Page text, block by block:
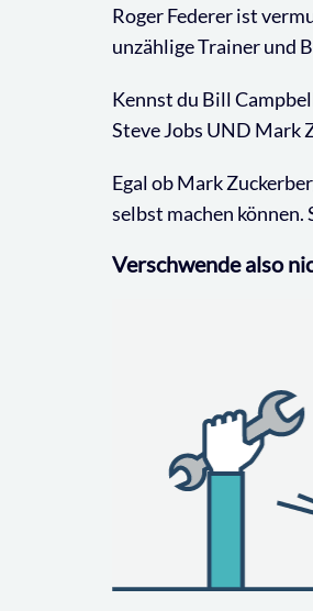
Roger Federer ist
unzählige Trainer und
Kennst du Bill
Steve Jobs UND Mark
Egal ob Mark
selbst machen können.
Verschwende also